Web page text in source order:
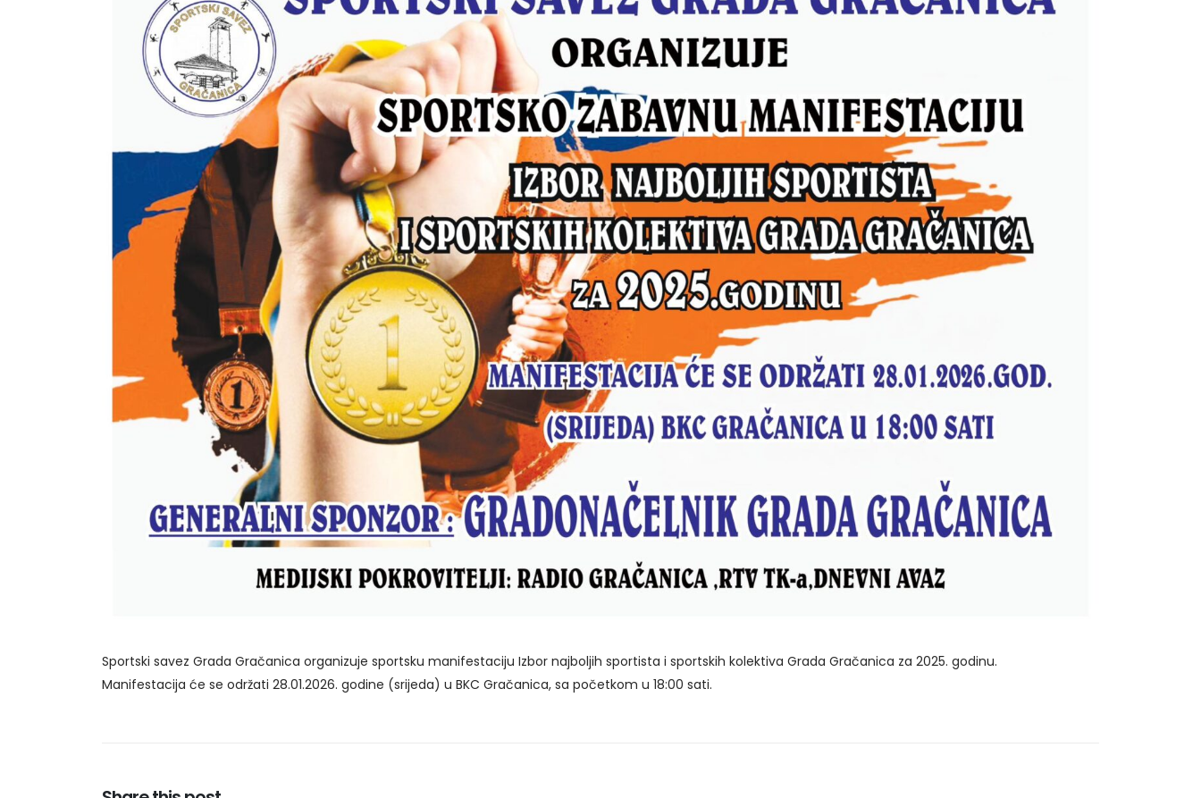
Sportski savez Grada Gračanica organizuje sportsku manifestaciju Izbor najboljih sportista i sportskih kolektiva Grada Gračanica za 2025. godinu.
Manifestacija će se održati 28.01.2026. godine (srijeda) u BKC Gračanica, sa početkom u 18:00 sati.